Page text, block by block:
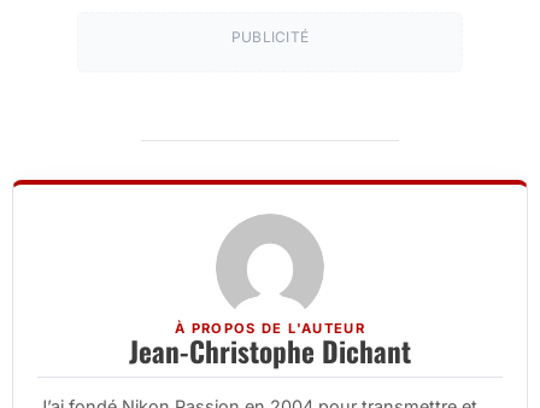
PUBLICITÉ
À PROPOS DE L'AUTEUR
Jean-Christophe Dichant